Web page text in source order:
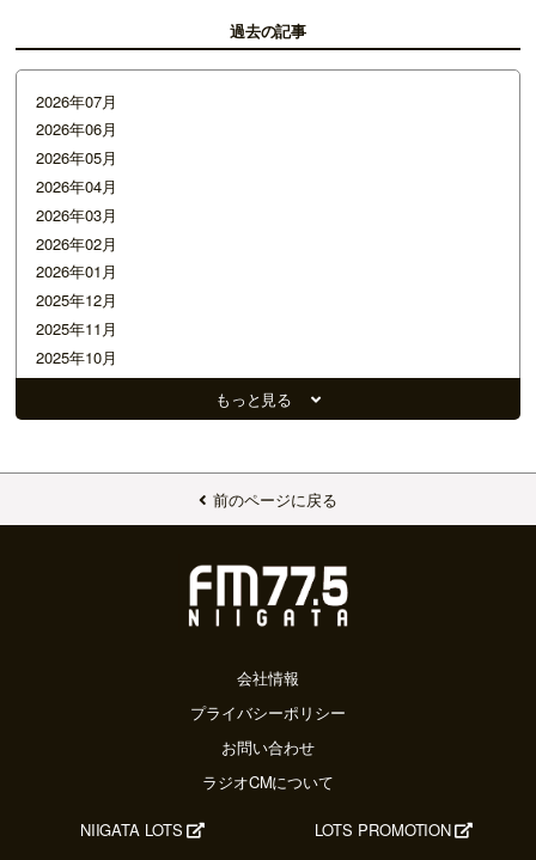
過去の記事
2026年07月
2026年06月
2026年05月
2026年04月
2026年03月
2026年02月
2026年01月
2025年12月
2025年11月
2025年10月
2025年09月
2025年06月
2025年04月
2024年05月
もっと見る
前のページに戻る
会社情報
プライバシーポリシー
お問い合わせ
ラジオCMについて
NIIGATA LOTS LOTS PROMOTION